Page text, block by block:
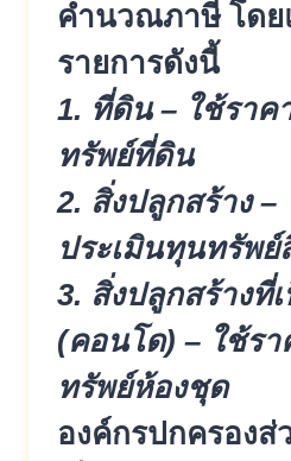
คำนวณภาษี โดย
รายการดังนี้
1. ที่ดิน – ใช้ราค
ทรัพย์ที่ดิน
2. สิ่งปลูกสร้าง –
ประเมินทุนทรัพย์
3. สิ่งปลูกสร้างที่
(คอนโด) – ใช้ร
ทรัพย์ห้องชุด
องค์กรปกครองส่